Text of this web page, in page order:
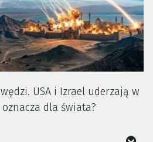
USA i Izrael uderzają w
dla świata?